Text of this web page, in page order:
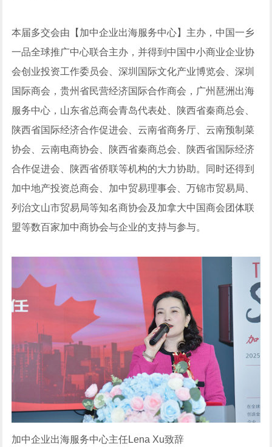
本届多交会由【加中企业出海服务中心】主办，中国一乡
一品全球推广中心联合主办，并得到中国中小商业企业协
会创业投资工作委员会、深圳国际文化产业博览会、深圳
国际商会，贵州省民营经济国际合作商会，广州琶洲出海
服务中心，山东省总商会青岛代表处、陕西省秦商总会、
陕西省国际经济合作促进会、云南省商务厅、云南预制菜
协会、云南电商协会、陕西省秦商总会、陕西省国际经济
合作促进会、陕西省侨联等机构的大力协助。同时还得到
加中地产投资总商会、加中贸易理事会、万锦市贸易局、
列治文山市贸易局等知名商协会及加拿大中国商会团体联
盟等数百家加中商协会与企业的支持与参与。
加中企业出海服务中心主任Lena Xu致辞